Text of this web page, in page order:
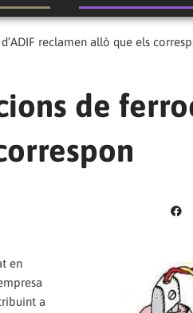
reclamen allò que els
de
en
a